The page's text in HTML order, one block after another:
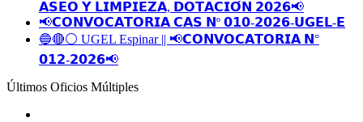
𝗔𝗦𝗘𝗢 𝗬 𝗟𝗜𝗠𝗣𝗜𝗘𝗭𝗔, 𝗗𝗢𝗧𝗔𝗖𝗜𝗢́𝗡 𝟮𝟬𝟮𝟲📢
📢𝗖𝗢𝗡𝗩𝗢𝗖𝗔𝗧𝗢𝗥𝗜𝗔 𝗖𝗔𝗦 𝗡º 𝟬𝟭𝟬-𝟮𝟬𝟮𝟲-𝗨𝗚𝗘𝗟-𝗘
🔵🔴⚪️ UGEL Espinar || 📢𝗖𝗢𝗡𝗩𝗢𝗖𝗔𝗧𝗢𝗥𝗜𝗔 𝗡°
𝟬𝟭𝟮-𝟮𝟬𝟮𝟲📢
Últimos Oficios Múltiples